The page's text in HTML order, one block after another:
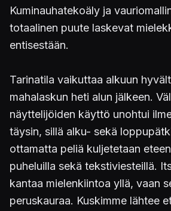
Kuminauhatekoäly ja
totaalinen puute laskevat
entisestään.
Tarinatila vaikuttaa alkuun
mahalaskun heti alun jälkeen.
näyttelijöiden käyttö unohtui
täysin, sillä alku- sekä
ottamatta peliä kuljetetaan
puheluilla sekä tekstiviesteillä.
kantaa mielenkiintoa yllä, vaan
peruskauraa. Kuskimme lähtee